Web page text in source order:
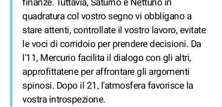
quadratura col vostro segno vi obbligano a
stare attenti, controllate il vostro lavoro, evitate
le voci di corridoio per prendere decisioni. Da
l'11, Mercurio facilita il dialogo con gli altri,
approfittatene per affrontare gli argomenti
spinosi. Dopo il 21, l'atmosfera favorisce la
vostra introspezione.